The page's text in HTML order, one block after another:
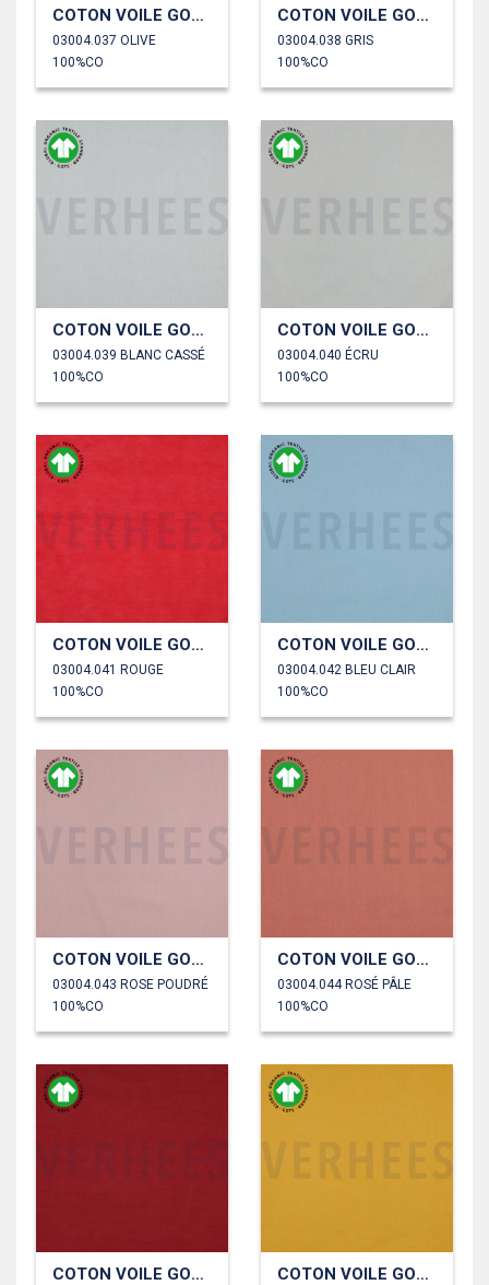
COTON VOILE GOTS
03004.037 OLIVE
100%CO
COTON VOILE GOTS
03004.038 GRIS
100%CO
COTON VOILE GOTS
03004.039 BLANC CASSÉ
100%CO
COTON VOILE GOTS
03004.040 ÉCRU
100%CO
COTON VOILE GOTS
03004.041 ROUGE
100%CO
COTON VOILE GOTS
03004.042 BLEU CLAIR
100%CO
COTON VOILE GOTS
03004.043 ROSE POUDRÉ
100%CO
COTON VOILE GOTS
03004.044 ROSÉ PÂLE
100%CO
COTON VOILE GOTS COTON VOILE GOTS